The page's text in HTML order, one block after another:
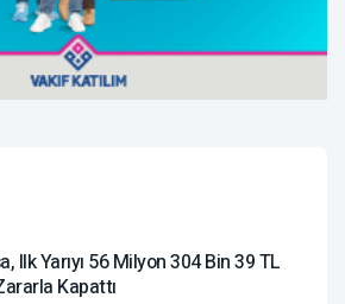
Ilk Yarıyı 56 Milyon 304 Bin 39 TL
Kapattı